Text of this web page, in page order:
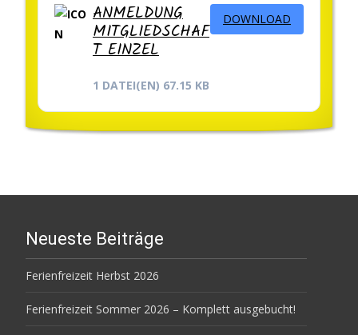
ANMELDUNG
MITGLIEDSCHAF
T EINZEL
1 DATEI(EN) 67.15 KB
DOWNLOAD
Neueste Beiträge
Ferienfreizeit Herbst 2026
Ferienfreizeit Sommer 2026 – Komplett ausgebucht!